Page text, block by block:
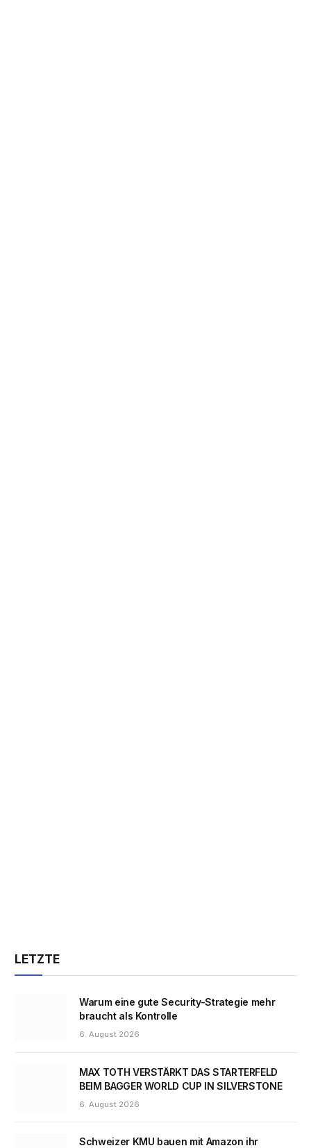
LETZTE
Warum eine gute Security-Strategie mehr
braucht als Kontrolle
6. August 2026
MAX TOTH VERSTÄRKT DAS STARTERFELD
BEIM BAGGER WORLD CUP IN SILVERSTONE
6. August 2026
Schweizer KMU bauen mit Amazon ihr